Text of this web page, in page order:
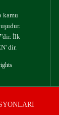
kamu
İlk
dir.